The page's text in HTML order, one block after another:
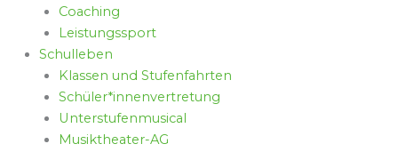
Coaching
Leistungssport
Schulleben
Klassen und Stufenfahrten
Schüler*innenvertretung
Unterstufenmusical
Musiktheater-AG